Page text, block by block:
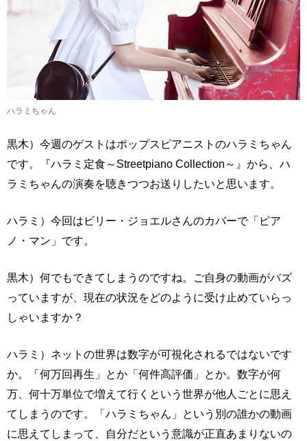
ハラミちゃん
黒木）今週のゲストはポップスピアニストのハラミちゃん
です。『ハラミ定食～Streetpiano Collection～』から、ハ
ラミちゃんの演奏を聴きつつお送りしたいと思います。
ハラミ）今回はビリー・ジョエルさんのカバーで「ピア
ノ・マン」です。
黒木）何でもできてしまうのですね。ご自身の動画がバズ
っていますが、現在の状況をどのように受け止めていらっ
しゃいますか？
ハラミ）ネットの世界は数字が可視化されるではないです
か。「何万回再生」とか「何件高評価」とか。数字が何
万、何十万単位で増えて行くという世界が他人ごとに思え
てしまうのです。「ハラミちゃん」という別の誰かの動画
に思えてしまって、自分だという意識が正直あまりないの